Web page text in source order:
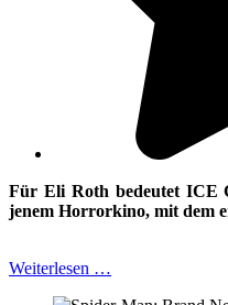
Für Eli Roth bedeutet ICE
jenem Horrorkino, mit dem
Weiterlesen …